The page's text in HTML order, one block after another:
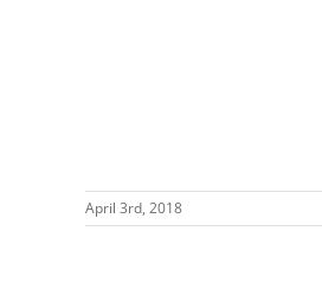
April 3rd, 2018